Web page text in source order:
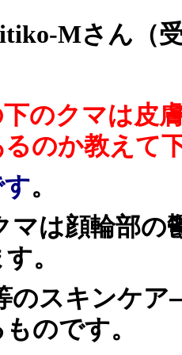
Mさん（
のクマは皮
のか教えて
。
マは顔輪部
。
のスキンケ
のです。